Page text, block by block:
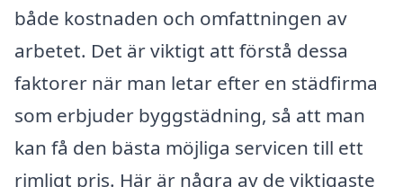
både kostnaden och omfattningen av
arbetet. Det är viktigt att förstå dessa
faktorer när man letar efter en städfirma
som erbjuder byggstädning, så att man
kan få den bästa möjliga servicen till ett
rimligt pris. Här är några av de viktigaste